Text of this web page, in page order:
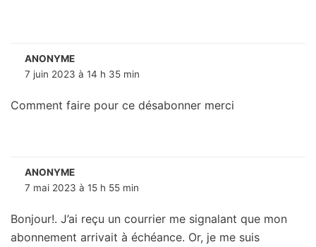
ANONYME
7 juin 2023 à 14 h 35 min
Comment faire pour ce désabonner merci
ANONYME
7 mai 2023 à 15 h 55 min
Bonjour!. J’ai reçu un courrier me signalant que mon
abonnement arrivait à échéance. Or, je me suis